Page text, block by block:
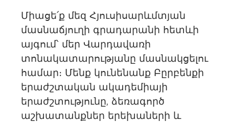
Միացե՛ք մեզ Հյուսիսարևմտյան
մասնաճյուղի գրադարանի հետևի
այգում՝ մեր Վարդավառի
տոնակատարությանը մասնակցելու
համար։ Մենք կունենանք Բըրբենքի
երաժշտական ​​ակադեմիայի
երաժշտությունը, ձեռագործ
աշխատանքներ երեխաների և